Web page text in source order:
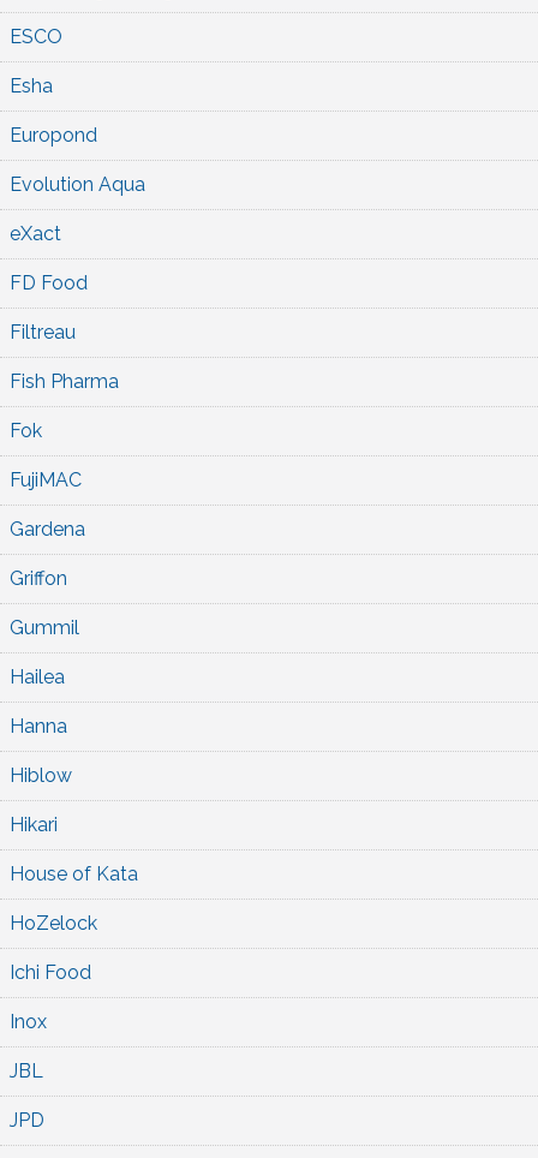
ESCO
Esha
Europond
Evolution Aqua
eXact
FD Food
Filtreau
Fish Pharma
Fok
FujiMAC
Gardena
Griffon
Gummil
Hailea
Hanna
Hiblow
Hikari
House of Kata
HoZelock
Ichi Food
Inox
JBL
JPD